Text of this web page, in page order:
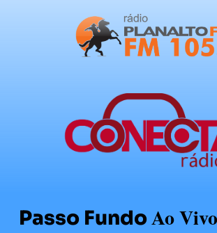
Passo FundoAo Vivo